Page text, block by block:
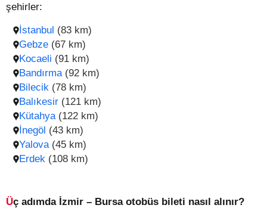
şehirler:
İstanbul (83 km)
Balıkesir (121 km)
Gebze (67 km)
Kütahya (122 km)
Kocaeli (91 km)
İnegöl (43 km)
Bandırma (92 km)
Yalova (45 km)
Bilecik (78 km)
Erdek (108 km)
Üç adımda İzmir – Bursa otobüs bileti nasıl alınır?